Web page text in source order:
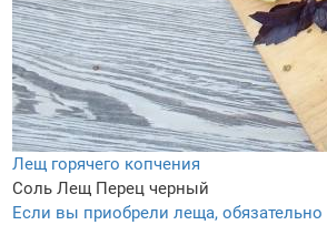
Лещ горячего копчения
Соль Лещ Перец черный
Если вы приобрели леща, обязательно